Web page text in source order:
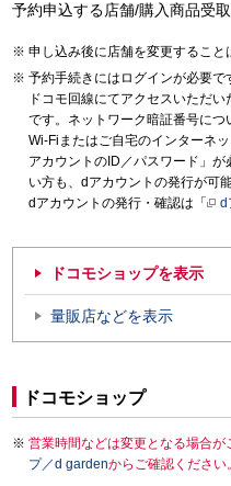
予約申込する店舗/購入商品受
申し込み後に店舗を変更すること
予約手続きにはログインが必要で
ドコモ回線にてアクセスいただ
です。ネットワーク暗証番号につ
Wi-Fiまたはご自宅のインターネ
アカウントのID／パスワード」
い方も、dアカウントの発行が可能
dアカウントの発行・確認は「
d
ドコモショップを表示
量販店などを表示
ドコモショップ
営業時間などは変更となる場合が
プ／d gardenからご確認ください。